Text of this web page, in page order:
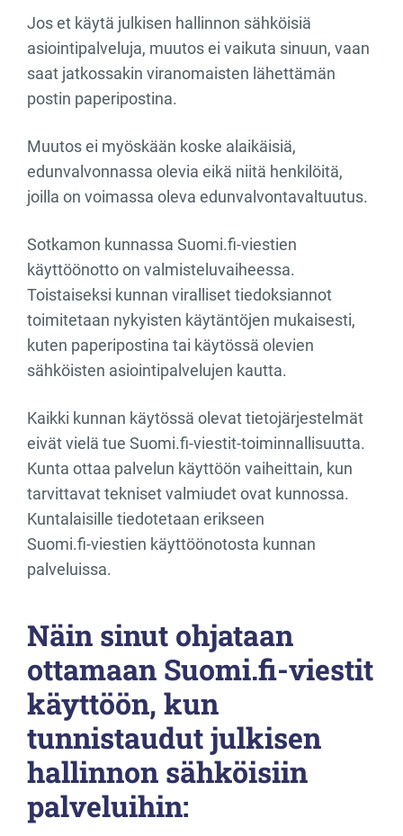
Jos et käytä julkisen hallinnon sähköisiä
asiointipalveluja, muutos ei vaikuta sinuun, vaan
saat jatkossakin viranomaisten lähettämän
postin paperipostina.
Muutos ei myöskään koske alaikäisiä,
edunvalvonnassa olevia eikä niitä henkilöitä,
joilla on voimassa oleva edunvalvontavaltuutus.
Sotkamon kunnassa Suomi.fi‑viestien
käyttöönotto on valmisteluvaiheessa.
Toistaiseksi kunnan viralliset tiedoksiannot
toimitetaan nykyisten käytäntöjen mukaisesti,
kuten paperipostina tai käytössä olevien
sähköisten asiointipalvelujen kautta.
Kaikki kunnan käytössä olevat tietojärjestelmät
eivät vielä tue Suomi.fi‑viestit‑toiminnallisuutta.
Kunta ottaa palvelun käyttöön vaiheittain, kun
tarvittavat tekniset valmiudet ovat kunnossa.
Kuntalaisille tiedotetaan erikseen
Suomi.fi‑viestien käyttöönotosta kunnan
palveluissa.
Näin sinut ohjataan
ottamaan Suomi.fi-viestit
käyttöön, kun
tunnistaudut julkisen
hallinnon sähköisiin
palveluihin: